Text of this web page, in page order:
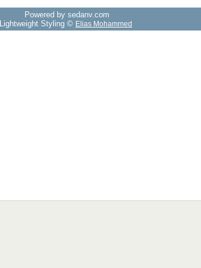
Powered by sedany.com
Lightweight Styling © Elias Mohammed